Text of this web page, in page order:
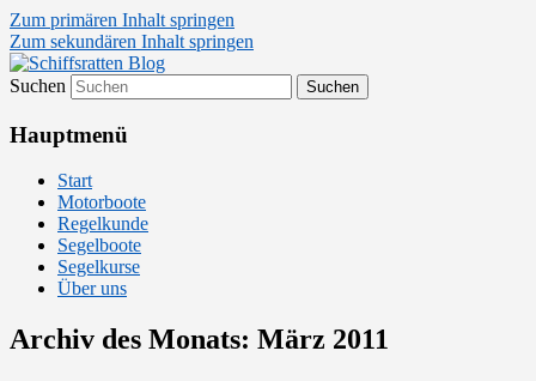
Zum primären Inhalt springen
Zum sekundären Inhalt springen
Schiffsratten Blog
Segelsport in Second Life
Suchen
Hauptmenü
Start
Motorboote
Regelkunde
Segelboote
Segelkurse
Über uns
Archiv des Monats: März 2011